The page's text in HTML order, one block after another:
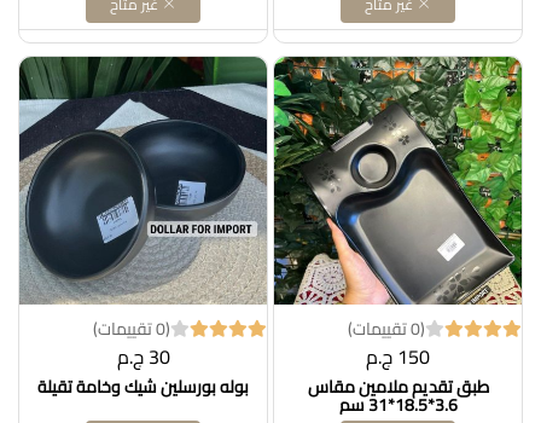
(0 تقييمات)
150 ج.م
طبق تقديم ملامين مقاس
3.6*18.5*31 سم
(0 تقييمات)
30 ج.م
بوله بورسلين شيك وخامة تقيلة